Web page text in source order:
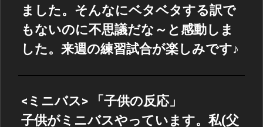
ました。そんなにベタベタする訳で
もないのに不思議だな～と感動しま
した。来週の練習試合が楽しみです♪
<ミニバス> 「子供の反応」
子供がミニバスやっています。私(父